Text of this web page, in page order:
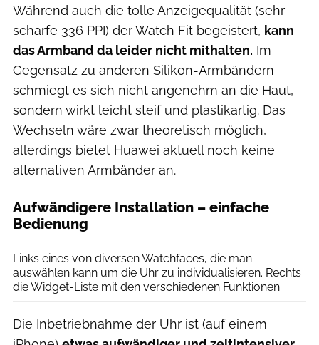
Während auch die tolle Anzeigequalität (sehr
scharfe 336 PPI) der Watch Fit begeistert, kann
das Armband da leider nicht mithalten. Im
Gegensatz zu anderen Silikon-Armbändern
schmiegt es sich nicht angenehm an die Haut,
sondern wirkt leicht steif und plastikartig. Das
Wechseln wäre zwar theoretisch möglich,
allerdings bietet Huawei aktuell noch keine
alternativen Armbänder an.
Aufwändigere Installation – einfache
Bedienung
Links eines von diversen Watchfaces, die man
auswählen kann um die Uhr zu individualisieren. Rechts
die Widget-Liste mit den verschiedenen Funktionen.
Die Inbetriebnahme der Uhr ist (auf einem